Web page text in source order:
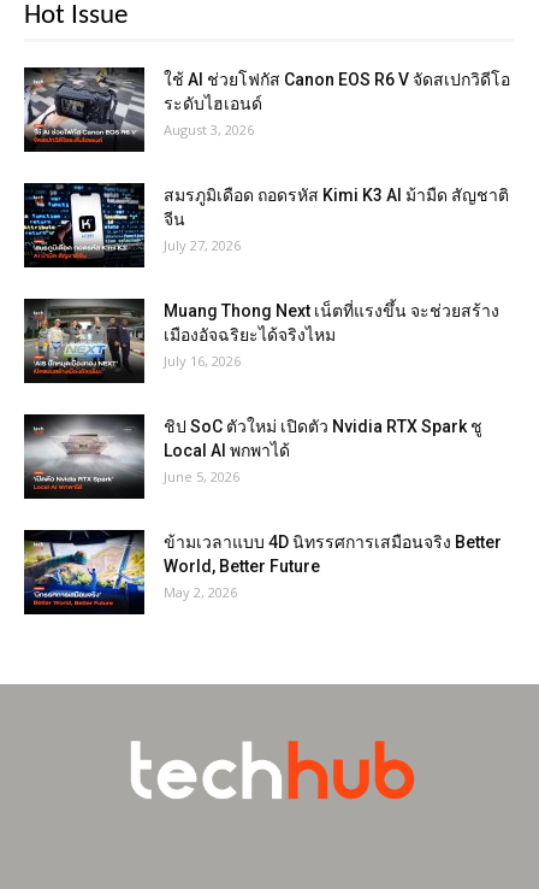
Hot Issue
ใช้ AI ช่วยโฟกัส Canon EOS R6 V จัดสเปกวิดีโอ
ระดับไฮเอนด์
August 3, 2026
สมรภูมิเดือด ถอดรหัส Kimi K3 AI ม้ามืด สัญชาติ
จีน
July 27, 2026
Muang Thong Next เน็ตที่แรงขึ้น จะช่วยสร้าง
เมืองอัจฉริยะได้จริงไหม
July 16, 2026
ชิป SoC ตัวใหม่ เปิดตัว Nvidia RTX Spark ชู
Local AI พกพาได้
June 5, 2026
ข้ามเวลาแบบ 4D นิทรรศการเสมือนจริง Better
World, Better Future
May 2, 2026